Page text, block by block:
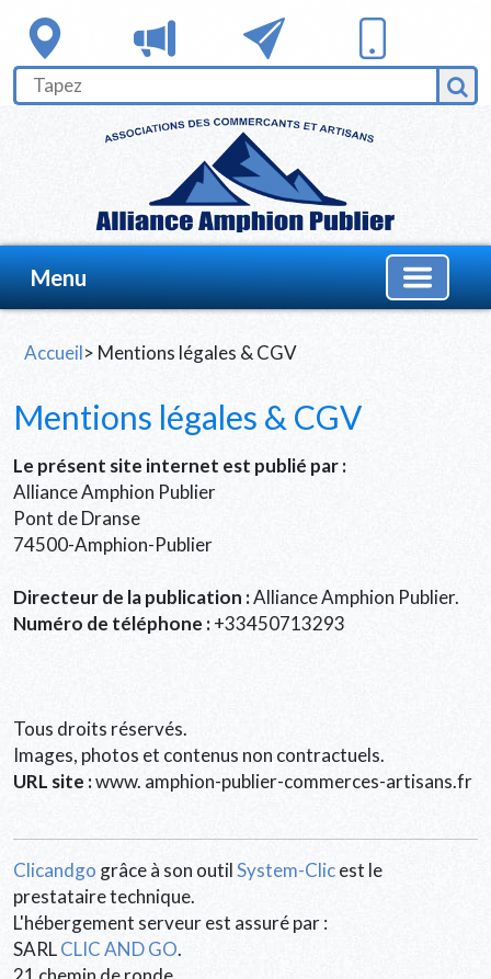
Menu
Accueil> Mentions légales & CGV
Mentions légales & CGV
Le présent site internet est publié par :
Alliance Amphion Publier
Pont de Dranse
74500-Amphion-Publier
Directeur de la publication :Alliance Amphion Publier.
Numéro de téléphone :+33450713293
Tous droits réservés.
Images, photos et contenus non contractuels.
URL site :www. amphion-publier-commerces-artisans.fr
Clicandgo grâce à son outilSystem-Clicest le
prestataire technique.
L'hébergement serveur est assuré par :
SARLCLIC AND GO.